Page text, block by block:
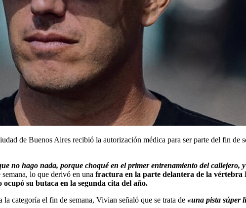
de Buenos Aires recibió la autorización médica para ser parte del fin de
no hago nada, porque choqué en el primer entrenamiento del callejero,
lo que derivó en una fractura en la parte delantera de la vértebra
ocupó su butaca en la segunda cita del año.
categoría el fin de semana, Vivian señaló que se trata de «una pista súper